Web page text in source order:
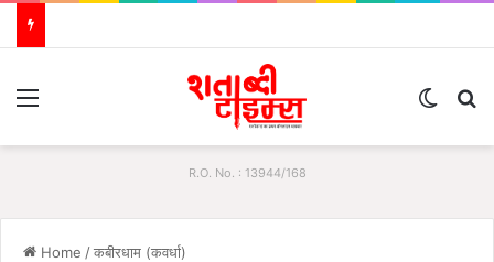
R.O. No. : 13944/168
Home /कबीरधाम (कवर्धा)